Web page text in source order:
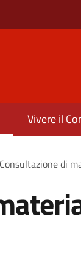
Vivere il
Consultazione di